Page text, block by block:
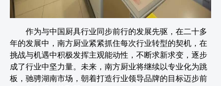
作为与中国厨具行业同步前行的发展先驱，在二十多
年的发展中，南方厨业紧紧抓住每次行业转型的契机，在
挑战与机遇中积极发挥主观能动性，不断求新求变，逐步
成了行业中坚力量。未来，南方厨业将继续以专业化为跳
板，驰骋湖南市场，朝着打造行业领导品牌的目标迈步前